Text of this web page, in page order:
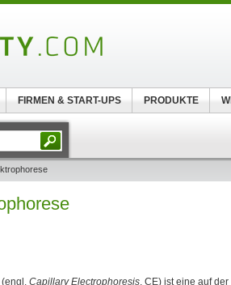
(engl. Capillary Electrophoresis, CE) ist eine auf der
FIRMEN & START-UPS PRODUKTE